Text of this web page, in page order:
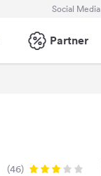
Social Media
Partner
(46)